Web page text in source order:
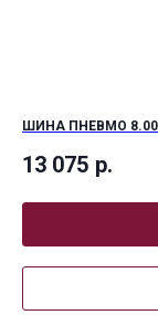
ШИНА ПНЕВМО 8.00-
13 075 р.